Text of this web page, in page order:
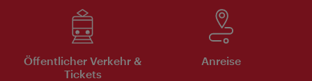
Öffentlicher Verkehr &
Tickets
Anreise